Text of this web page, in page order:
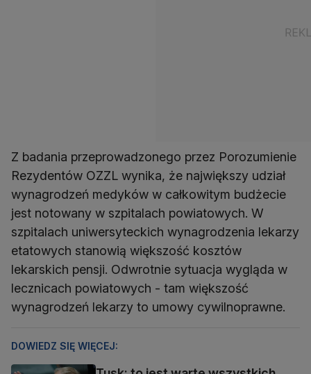
Z badania przeprowadzonego przez Porozumienie
Rezydentów OZZL wynika, że największy udział
wynagrodzeń medyków w całkowitym budżecie
jest notowany w szpitalach powiatowych. W
szpitalach uniwersyteckich wynagrodzenia lekarzy
etatowych stanowią większość kosztów
lekarskich pensji. Odwrotnie sytuacja wygląda w
lecznicach powiatowych - tam większość
wynagrodzeń lekarzy to umowy cywilnoprawne.
DOWIEDZ SIĘ WIĘCEJ: